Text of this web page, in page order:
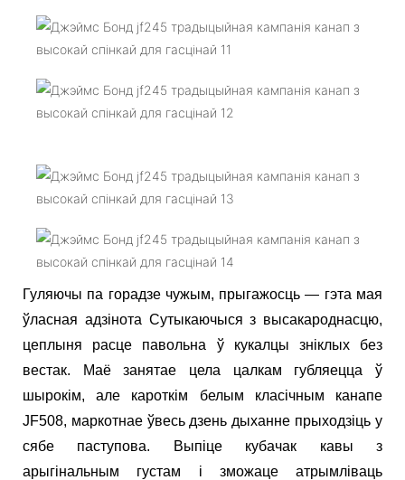
Гуляючы па горадзе чужым, прыгажосць — гэта мая
ўласная адзінота Сутыкаючыся з высакароднасцю,
цеплыня расце павольна ў кукалцы зніклых без
вестак. Маё занятае цела цалкам губляецца ў
шырокім, але кароткім белым класічным канапе
JF508, маркотнае ўвесь дзень дыханне прыходзіць у
сябе паступова. Выпіце кубачак кавы з
арыгінальным густам і зможаце атрымліваць